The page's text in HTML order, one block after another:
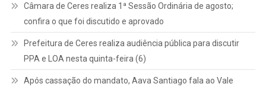
Câmara de Ceres realiza 1ª Sessão Ordinária de agosto;
confira o que foi discutido e aprovado
Prefeitura de Ceres realiza audiência pública para discutir
PPA e LOA nesta quinta-feira (6)
Após cassação do mandato, Aava Santiago fala ao Vale